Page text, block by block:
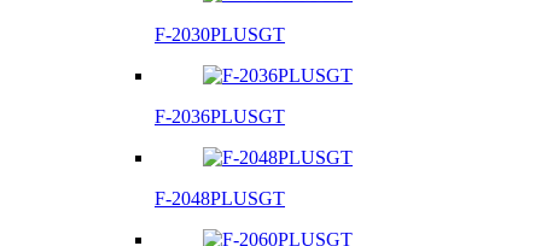
F-2030PLUSGT
F-2036PLUSGT
F-2048PLUSGT